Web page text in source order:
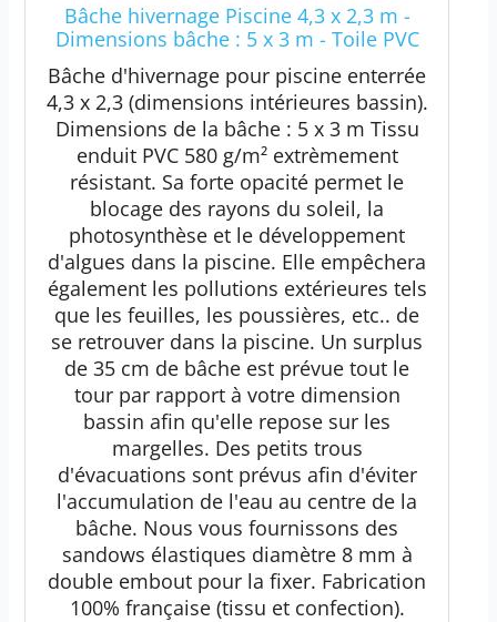
Bâche hivernage Piscine 4,3 x 2,3 m -
Dimensions bâche : 5 x 3 m - Toile PVC
580 g/m² Vert Amande - Couverture
Hiver
Bâche d'hivernage pour piscine enterrée
4,3 x 2,3 (dimensions intérieures bassin).
Dimensions de la bâche : 5 x 3 m Tissu
enduit PVC 580 g/m² extrèmement
résistant. Sa forte opacité permet le
blocage des rayons du soleil, la
photosynthèse et le développement
d'algues dans la piscine. Elle empêchera
également les pollutions extérieures tels
que les feuilles, les poussières, etc.. de
se retrouver dans la piscine. Un surplus
de 35 cm de bâche est prévue tout le
tour par rapport à votre dimension
bassin afin qu'elle repose sur les
margelles. Des petits trous
d'évacuations sont prévus afin d'éviter
l'accumulation de l'eau au centre de la
bâche. Nous vous fournissons des
sandows élastiques diamètre 8 mm à
double embout pour la fixer. Fabrication
100% française (tissu et confection).